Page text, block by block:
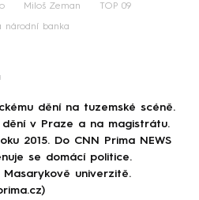
Miloš Zeman TOP 09
národní banka
dění na tuzemské scéně.
v Praze a na magistrátu.
2015. Do CNN Prima NEWS
se domácí politice.
univerzitě.